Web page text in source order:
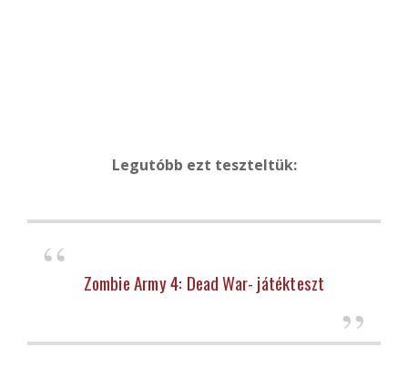
Legutóbb ezt teszteltük:
Zombie Army 4: Dead War- játékteszt